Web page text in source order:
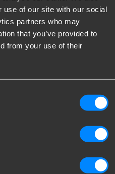
use of our site with our social
partners who may
that you’ve provided to
from your use of their